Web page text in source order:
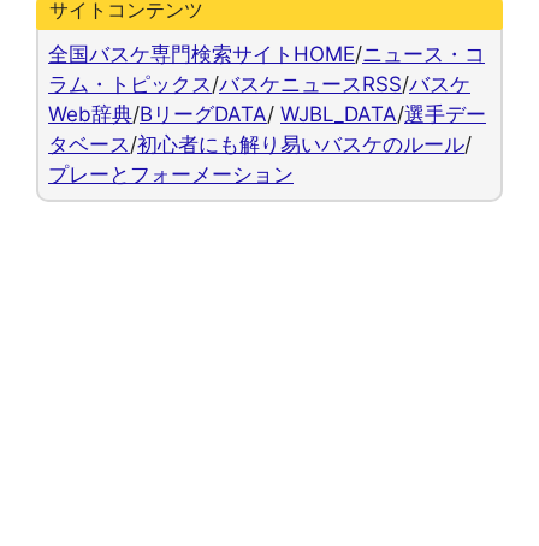
サイトコンテンツ
全国バスケ専門検索サイトHOME/ニュース・コ
ラム・トピックス /バスケニュースRSS/バスケ
Web辞典/BリーグDATA/ WJBL_DATA/選手デー
タベース /初心者にも解り易いバスケのルール/
プレーとフォーメーション